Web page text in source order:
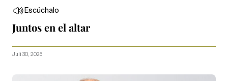
Escúchalo
Juntos en el altar
Juli 30, 2026